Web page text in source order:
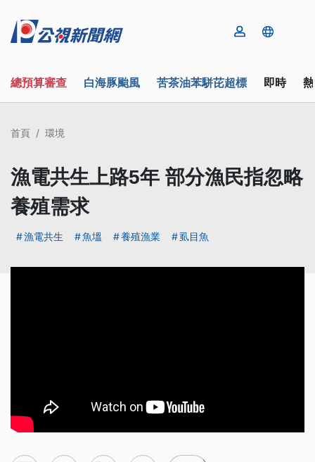
總預算審查 白海豚颱風 苦茶油苯駢芘超標 即時
首頁 環境
漁電共生上路5年 部分漁民指忽略
養殖需求
漁電共生 魚塭 養殖漁業 虱目魚